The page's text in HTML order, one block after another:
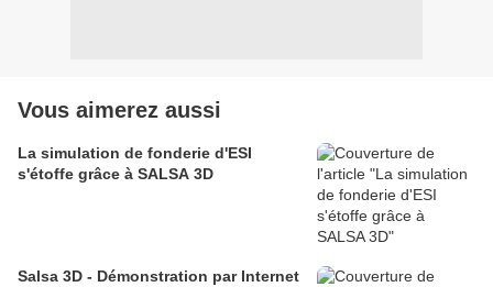
Vous aimerez aussi
La simulation de fonderie d'ESI
s'étoffe grâce à SALSA 3D
Salsa 3D - Démonstration par Internet